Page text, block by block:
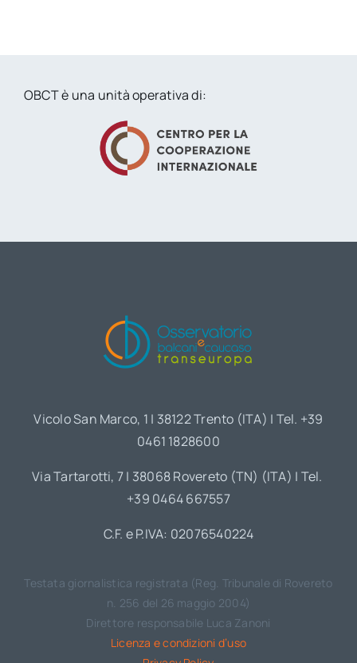
OBCT è una unità operativa di:
Vicolo San Marco, 1 | 38122 Trento (ITA) | Tel. +39
0461 1828600
Via Tartarotti, 7 | 38068 Rovereto (TN) (ITA) | Tel.
+39 0464 667557
C.F. e P.IVA: 02076540224
Testata giornalistica registrata (Reg. Tribunale di Rovereto
n. 256 del 26 maggio 2004)
Direttore responsabile Luca Zanoni
Licenza e condizioni d’uso